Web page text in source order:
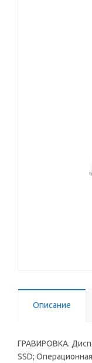
Описание
ГРАВИРОВКА.
SSD;